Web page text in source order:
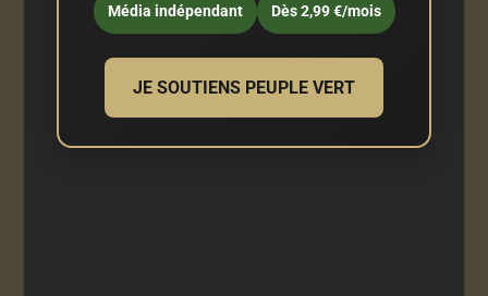
Média indépendant Dès 2,99 €/mois
JE SOUTIENS PEUPLE VERT